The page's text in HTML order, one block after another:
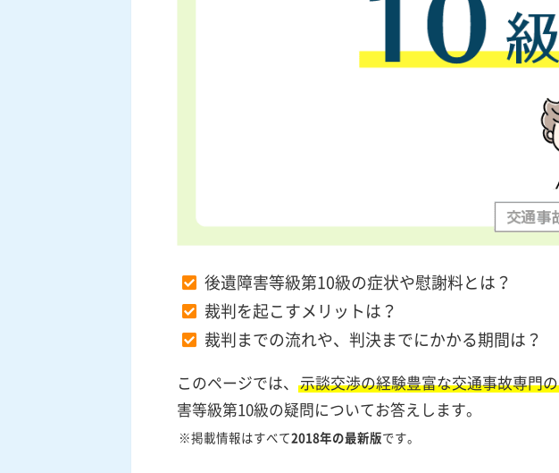
後遺障害等級第10級の症状や慰謝料とは？
裁判を起こすメリットは？
裁判までの流れや、判決までにかかる期間は？
このページでは、示談交渉の経験豊富な交通事故専門
害等級第10級の疑問についてお答えします。
※掲載情報はすべて2018年の最新版です。